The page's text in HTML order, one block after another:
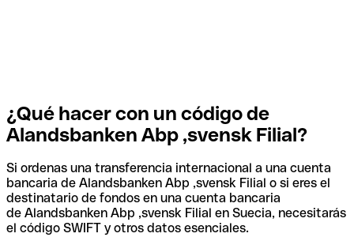
¿Qué hacer con un código de
Alandsbanken Abp ,svensk Filial?
Si ordenas una transferencia internacional a una cuenta
bancaria de Alandsbanken Abp ,svensk Filial o si eres el
destinatario de fondos en una cuenta bancaria
de Alandsbanken Abp ,svensk Filial en Suecia, necesitarás
el código SWIFT y otros datos esenciales.